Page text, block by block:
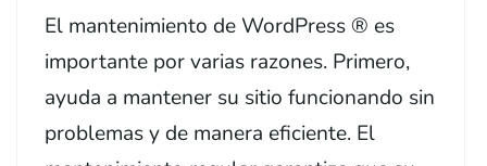
El mantenimiento de WordPress ® es
importante por varias razones. Primero,
ayuda a mantener su sitio funcionando sin
problemas y de manera eficiente. El